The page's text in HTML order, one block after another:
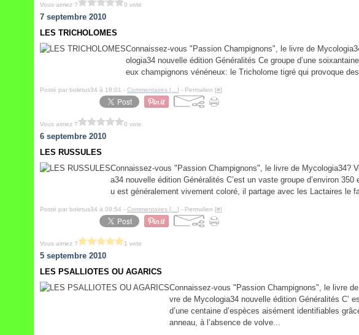
Vous aimez ? 0 vote
7 septembre 2010
LES TRICHOLOMES
Connaissez-vous "Passion Champignons", le livre de
ologia34 nouvelle édition Généralités Ce groupe d’une
eux champignons vénéneux: le Tricholome tigré qui provoque
Posté par boletus34 à 18:01 - Commentaires [ ] - Permalien [#]
Vous aimez ? 0 vote
6 septembre 2010
LES RUSSULES
Connaissez-vous "Passion Champignons", le livre de Mycologia34?
a34 nouvelle édition Généralités C’est un vaste groupe d’environ
u est généralement vivement coloré, il partage avec les Lactaires le
Posté par boletus34 à 09:54 - Commentaires [ ] - Permalien [#]
Vous aimez ? 1 vote
5 septembre 2010
LES PSALLIOTES OU AGARICS
Connaissez-vous "Passion Champignons", le livre
vre de Mycologia34 nouvelle édition Généralités C’
d’une centaine d’espèces aisément identifiables
anneau, à l’absence de volve...